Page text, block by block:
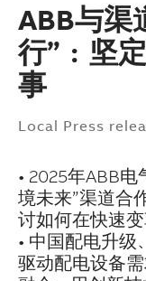
ABB与渠
行”：坚
事
Local Press
• 2025年ABB
境未来”渠道合
讨如何在快速
• 中国配电升
驱动配电设备